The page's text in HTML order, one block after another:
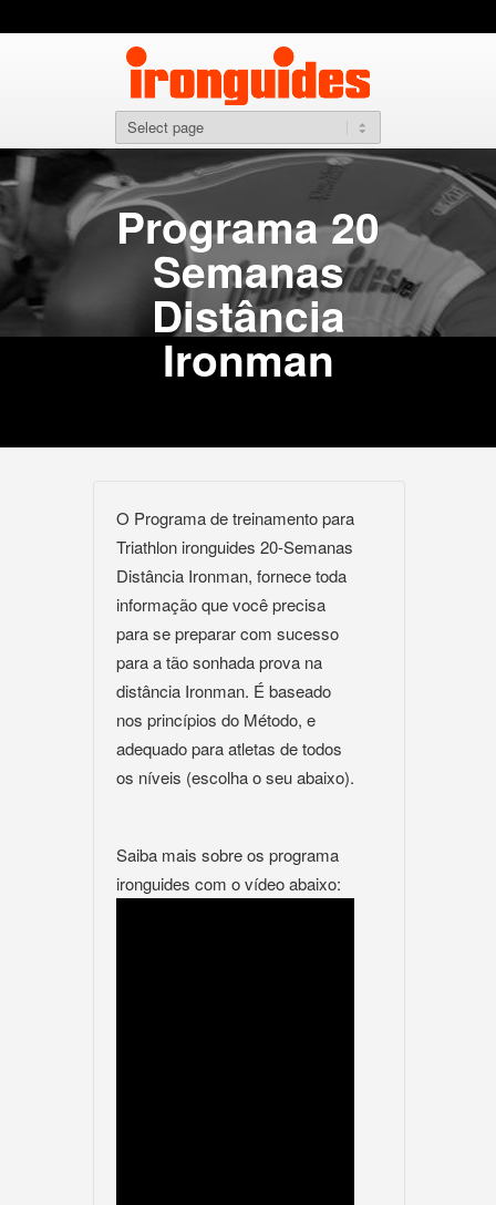
Programa 20
Semanas
Distância
Ironman
O Programa de treinamento para
Triathlon ironguides 20-Semanas
Distância Ironman, fornece toda
informação que você precisa
para se preparar com sucesso
para a tão sonhada prova na
distância Ironman. É baseado
nos princípios do Método, e
adequado para atletas de todos
os níveis (escolha o seu abaixo).
Saiba mais sobre os programa
ironguides com o vídeo abaixo: